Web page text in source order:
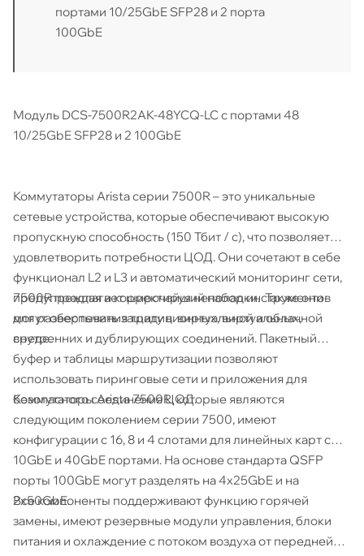
портами 10/25GbE SFP28 и 2 порта
100GbE
Модуль DCS-7500R2AK-48YCQ-LC с портами 48
10/25GbE SFP28 и 2 100GbE
Коммутаторы Arista серии 7500R – это уникальные
сетевые устройства, которые обеспечивают высокую
пропускную способность (150 Тбит / с), что позволяет
удовлетворить потребности ЦОД. Они сочетают в себе
функционал L2 и L3 и автоматический мониторинг сети,
предупреждая и корректируя неполадки. Также они
могут обеспечить защиту в виртуальной и облачной
среде.
7500R предлагает широчайший набор инструментов
для развертывания традиционных, виртуальных,
внутренних и дублирующих соединений. Пакетный
буфер и таблицы маршрутизации позволяют
использовать пиринговые сети и приложения для
безопасного соединения ЦОД.
Коммутаторы Arista 7500R, которые являются
следующим поколением серии 7500, имеют
конфигурации с 16, 8 и 4 слотами для линейных карт с
10GbE и 40GbE портами. На основе стандарта QSFP
порты 100GbE могут разделять на 4x25GbE и на
2x50GbE.
Все компоненты поддерживают функцию горячей
замены, имеют резервные модули управления, блоки
питания и охлаждение с потоком воздуха от передней